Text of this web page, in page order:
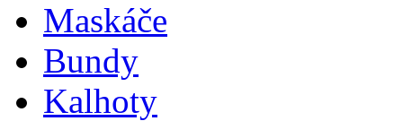
Maskáče
Bundy
Kalhoty